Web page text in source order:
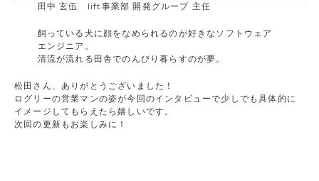
田中 玄伍 lift事業部 開発グループ 主任
飼っている犬に顔をなめられるのが好きなソフトウェア
エンジニア。
清流が流れる田舎でのんびり暮らすのが夢。
松田さん、ありがとうございました！
ログリーの営業マンの姿が今回のインタビューで少しでも具体的に
イメージしてもらえたら嬉しいです。
次回の更新もお楽しみに！